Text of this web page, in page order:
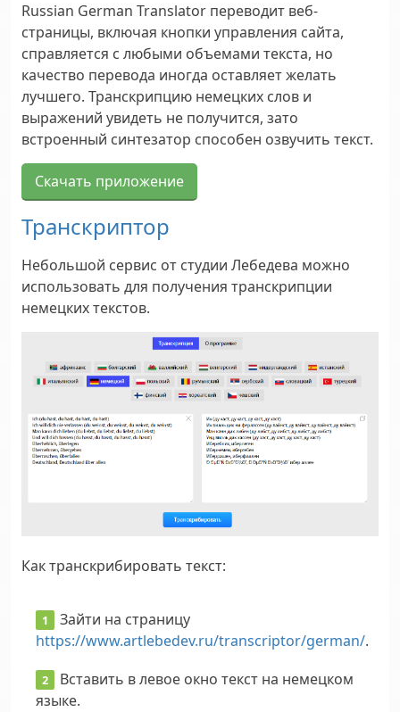
Russian German Translator переводит веб-
страницы, включая кнопки управления сайта,
справляется с любыми объемами текста, но
качество перевода иногда оставляет желать
лучшего. Транскрипцию немецких слов и
выражений увидеть не получится, зато
встроенный синтезатор способен озвучить текст.
Скачать приложение
Транскриптор
Небольшой сервис от студии Лебедева можно
использовать для получения транскрипции
немецких текстов.
Как транскрибировать текст:
Зайти на страницу
https://www.artlebedev.ru/transcriptor/german/.
Вставить в левое окно текст на немецком
языке.